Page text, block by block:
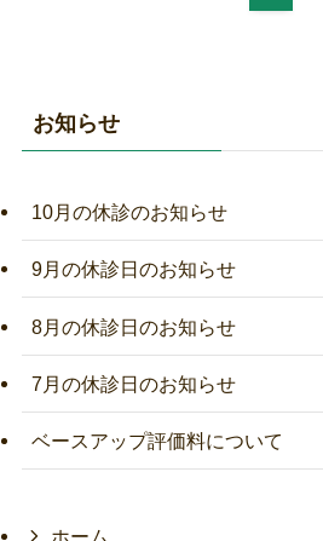
お知らせ
10月の休診のお知らせ
9月の休診日のお知らせ
8月の休診日のお知らせ
7月の休診日のお知らせ
ベースアップ評価料について
ホーム